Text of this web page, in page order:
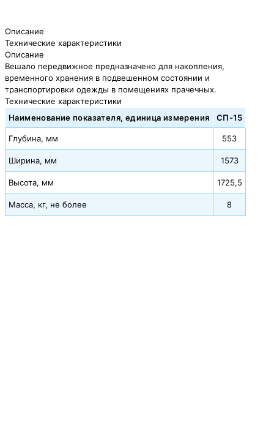
Описание
Технические характеристики
Описание
Вешало передвижное предназначено для накопления,
временного хранения в подвешенном состоянии и
транспортировки одежды в помещениях прачечных.
Технические характеристики
Наименование показателя, единица измерения
СП-15
Глубина, мм 553
Ширина, мм 1573
Высота, мм 1725,5
Масса, кг, не более 8